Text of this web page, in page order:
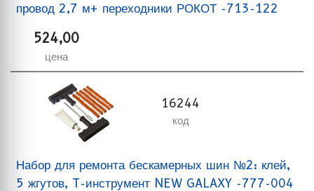
провод 2,7 м+ переходники РОКОТ -713-122
524,00
цена
16244
код
Набор для ремонта бескамерных шин №2: клей,
5 жгутов, T-инструмент NEW GALAXY -777-004